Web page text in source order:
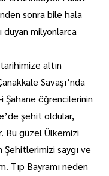
sonra bile hala
duyan milyonlarca
tarihimize altın
Savaşı’nda
Şahane öğrencilerinin
şehit oldular,
Bu güzel Ülkemizi
Şehitlerimizi saygı ve
Tıp Bayramı neden